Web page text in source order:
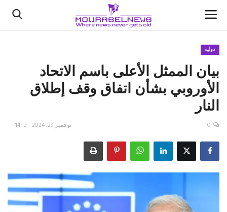
الأخبار
كتّابنا
السعودية
اقتصاد
علوم وتكنولوجيا
دولية
بيان الممثل الأعلى باسم الاتحاد
الأوروبي بشأن اتفاق وقف إطلاق
النار
نوفمبر 29, 2024 - 14:13 0